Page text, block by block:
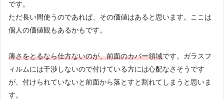
です。
ただ長い間使うのであれば、その価値はあると思います。ここは
個人の価値観もあるかもです。
薄さをとるなら仕方ないのが、前面のカバー領域です。ガラスフ
ィルムには干渉しないので付けている方には心配なさそうです
が、付けられていないと前面から落とすと割れてしまうと思いま
す。